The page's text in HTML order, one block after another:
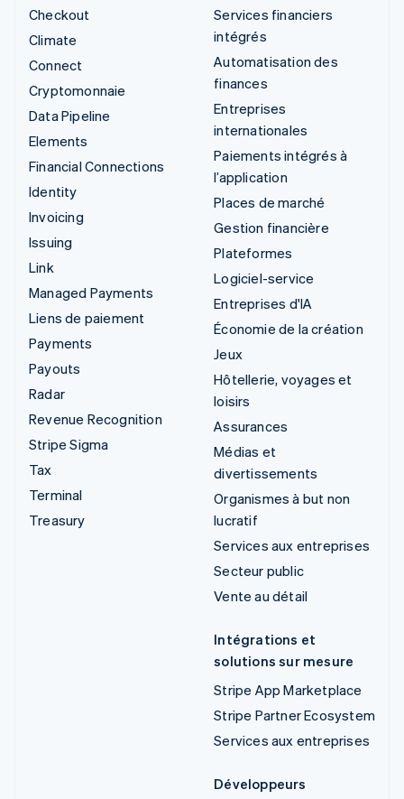
Checkout
Climate
Connect
Cryptomonnaie
Data Pipeline
Elements
Financial Connections
Identity
Invoicing
Issuing
Link
Managed Payments
Liens de paiement
Payments
Payouts
Radar
Revenue Recognition
Stripe Sigma
Tax
Terminal
Treasury
Services financiers
intégrés
Automatisation des
finances
Entreprises
internationales
Paiements intégrés à
l’application
Places de marché
Gestion financière
Plateformes
Logiciel-service
Entreprises d'IA
Économie de la création
Jeux
Hôtellerie, voyages et
loisirs
Assurances
Médias et
divertissements
Organismes à but non
lucratif
Services aux entreprises
Secteur public
Vente au détail
Intégrations et
solutions sur mesure
Stripe App Marketplace
Stripe Partner Ecosystem
Services aux entreprises
Développeurs